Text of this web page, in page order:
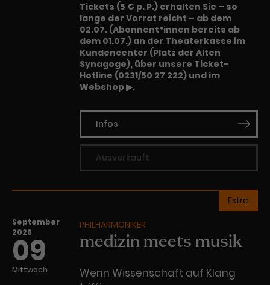
Tickets (5 € p. P.) erhalten Sie – so
lange der Vorrat reicht – ab dem
02.07. (Abonnent*innen bereits ab
dem 01.07.) an der Theaterkasse im
Kundencenter (Platz der Alten
Synagoge), über unsere Ticket-
Hotline (0231/50 27 222) und im
Webshop ▶.
Infos
Ausverkauft
September
2026
09
Mittwoch
Extra
PHILHARMONIKER
medizin meets musik
Wenn Wissenschaft auf Klang